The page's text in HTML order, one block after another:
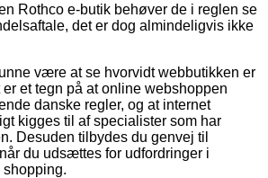
Rothco e-butik behøver de i reglen se
det er dog almindeligvis ikke
være at se hvorvidt webbutikken er
et tegn på at online webshoppen
danske regler, og at internet
kigges til af specialister som har
Desuden tilbydes du genvej til
du udsættes for udfordringer i